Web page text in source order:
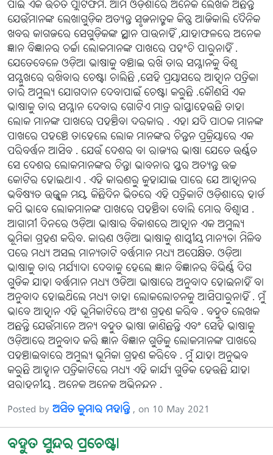
ପାଇଁ ଏକ ଉଚିତ ପ୍ଲାଟଫର୍ମ. ଆମ ଓଡ଼ିଶାରେ ଅନେକ ଲେଖକ ଅଛନ୍ତି
ଯେଉଁମାନଙ୍କ ଲେଖାଗୁଡ଼ିକ ଅତ୍ୟନ୍ତ ସୃଜନାତ୍ମକ କିନ୍ତୁ ଆଜିକାଲି ଦୈନିକ
ଖବର କାଗଜରେ ସେଗୁଡ଼ିକଙ୍କ ସ୍ଥାନ ପାଉନାହିଁ ,ଯାହାଫଳରେ ଅନେକ
ଜ୍ଞାନ ବିଜ୍ଞାନର ଚର୍ଚ୍ଚା ଲୋକମାନଙ୍କ ପାଖରେ ପହଂଚି ପାରୁନାହିଁ .
ଯେତେବେଳେ ଓଡ଼ିଆ ଭାଷାକୁ ବଞ୍ଚାଇ ରଖି ତାର ସମ୍ମାନକୁ ବିଶ୍ୱ
ସମ୍ମୁଖରେ ରଖିବାର ଚେଷ୍ଟା ଚାଲିଛି ,ସେହି ପ୍ରୟାସରେ ଆହ୍ୱାନ ପତ୍ରିକା
ତାର ଅମୁଲ୍ୟ ଯୋଗଦାନ ଦେବାପାଇଁ ଚେଷ୍ଟା କରୁଛି .କୌଣସି ଏକ
ଭାଷାକୁ ତାର ସମ୍ମାନ ଦେବାର ଗୋଟିଏ ମାତ୍ର ରାସ୍ତାହେଉଛି ତାହା
ଲୋକ ମାନଙ୍କ ପାଖରେ ପହଞ୍ଚିବା ଦରକାର . ଏହା ଯଦି ପାଠକ ମାନଙ୍କ
ପାଖରେ ପହଞ୍ଚେ ତାହେଲେ ଲୋକ ମାନଙ୍କର ଚିନ୍ତନ ପ୍ରକ୍ରିୟାରେ ଏକ
ପରିବର୍ତ୍ତନ ଆସିବ . ଯେଉଁ ଦେଶର ବା ରାଜ୍ୟର ଭାଷା ଯେତେ ଉର୍ଣ୍ଣତ
ସେ ଦେଶର ଲୋକମାନଙ୍କର ଚିନ୍ତା ଭାବନାର ସ୍ତର ଅତ୍ୟନ୍ତ ଉଚ୍ଚ
କୋଟିର ହୋଇଥାଏ . ଏହି କାରଣରୁ କୁହାଯାଇ ପାରେ ଯେ ଆହ୍ୱାନର
ଭବିଷ୍ୟତ ଉଜ୍ଜ୍ୱଳ ମୟ. କିଛିଦିନ ଭିତରେ ଏହି ପତ୍ରିକାଟି ଓଡ଼ିଶାରେ ହାର୍ଡ
କପି ଭାବେ ଲୋକମାନଙ୍କ ପାଖରେ ପହଞ୍ଚିବା ବୋଲି ମୋର ବିଶ୍ୱାସ .
ଆଗାମୀ ଦିନରେ ଓଡ଼ିଆ ଭାଷାର ବିକାଶରେ ଆହ୍ୱାନ ଏକ ଅମୁଲ୍ୟ
ଭୂମିକା ଗ୍ରହଣ କରିବ. କାରଣ ଓଡ଼ିଆ ଭାଷାକୁ ଶାସ୍ତ୍ରୀୟ ମାନ୍ୟତା ମିଳିବ
ପରେ ମଧ୍ୟ ଅସଲ ମାନ୍ୟତାଟି ବର୍ତ୍ତମାନ ମଧ୍ୟ ଅପେକ୍ଷିତ. ଓଡ଼ିଆ
ଭାଷାକୁ ତାର ମର୍ଯ୍ୟାଦା ଦେବାକୁ ହେଲେ ଜ୍ଞାନ ବିଜ୍ଞାନର ବିଭିର୍ଣ୍ଣ ଦିଗ
ଗୁଡିକ ଯାହା ବର୍ତ୍ତମାନ ମଧ୍ୟ ଓଡିଆ ଭାଷାରେ ଅନୁବାଦ ହୋଇନାହିଁ ବା
ଅନୁବାଦ ହୋଇଥିଲେ ମଧ୍ୟ ତାହା ଲୋକଲୋଚନକୁ ଆସିପାରୁନାହିଁ . ମୁଁ
ଭାବେ ଆହ୍ୱାନ ଏହି ଭୂମିକାଟିରେ ଅଂଶ ଗ୍ରହଣ କରିବ . ବହୁତ ଲେଖକ
ଅଛନ୍ତି ଯେଉଁମାନେ ଅନ୍ୟ ବହୁତ ଭାଷା ଜାଣିଛନ୍ତି ଏବଂ ସେହି ଭାଷାକୁ
ଓଡ଼ିଆରେ ଅନୁବାଦ କରି ଜ୍ଞାନ ବିଜ୍ଞାନ ଗୁଡିକୁ ଲୋକମାନଙ୍କ ପାଖରେ
ପହଞ୍ଚାଇବାରେ ଅମୁଲ୍ୟ ଭୂମିକା ଗ୍ରହଣ କରିବେ . ମୁଁ ଯାହା ଅନୁଭବ
କରୁଛି ଆହ୍ବାନ ପତ୍ରିକାଟିରେ ମଧ୍ୟ ଏହି କାର୍ଯ୍ୟ ଗୁଡିକ ହେଉଛି ଯାହା
ସରାହନୀୟ . ଅନେକ ଅନେକ ଅଭିନନ୍ଦନ .
Posted by ଅସିତ କୁମାର ମହାନ୍ତି, on 10 May 2021
ବହୁତ ସୁନ୍ଦର ପ୍ରଚେଷ୍ଟା